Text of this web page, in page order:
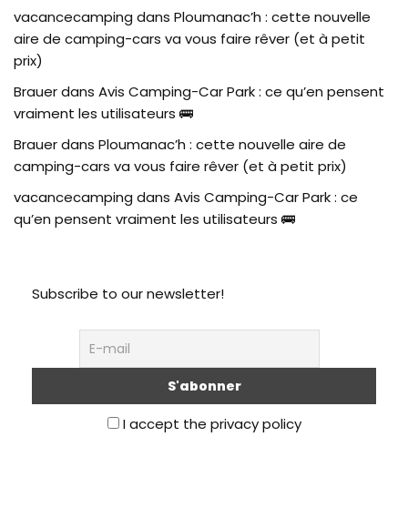
vacancecamping dans Ploumanac’h : cette nouvelle
aire de camping-cars va vous faire rêver (et à petit
prix)
Brauerdans Avis Camping-Car Park : ce qu’en pensent
vraiment les utilisateurs 🚌
Brauerdans Ploumanac’h : cette nouvelle aire de
camping-cars va vous faire rêver (et à petit prix)
vacancecamping dans Avis Camping-Car Park : ce
qu’en pensent vraiment les utilisateurs 🚌
Subscribe to our newsletter!
I accept the privacy policy